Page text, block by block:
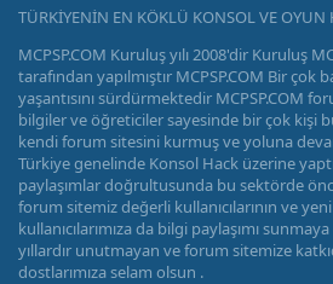
TÜRKİYENİN EN KÖKLÜ KONSOL VE OYUN
MCPSP.COM Kuruluş yılı 2008'dir Kuruluş
tarafından yapılmıştır MCPSP.COM Bir
yaşantısını sürdürmektedir MCPSP.COM
bilgiler ve öğreticiler sayesinde bir çok kişi
kendi forum sitesini kurmuş ve yoluna
Türkiye genelinde Konsol Hack üzerine
paylaşımlar doğrultusunda bu sektörde
forum sitemiz değerli kullanıcılarının ve
kullanıcılarımıza da bilgi paylaşımı
yıllardır unutmayan ve forum sitemize
dostlarımıza selam olsun .